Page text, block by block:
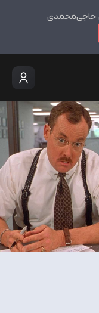
حاجی‌محمدی